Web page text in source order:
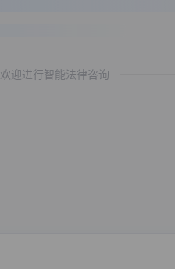
欢迎进行智能法律咨询